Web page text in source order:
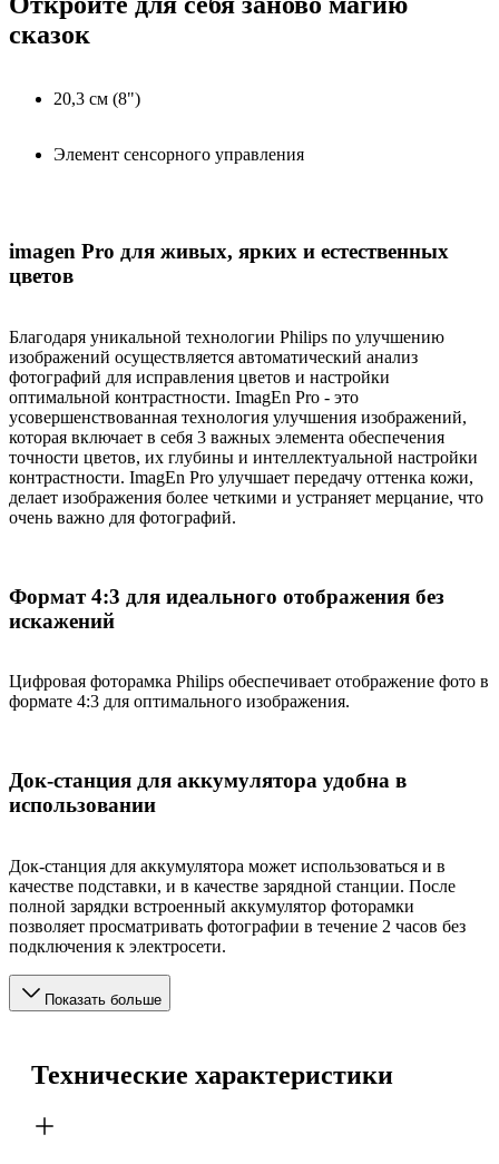
сказок
20,3 см (8")
Элемент сенсорного управления
imagen Pro для живых, ярких и естественных
цветов
Благодаря уникальной технологии Philips по улучшению
изображений осуществляется автоматический анализ
фотографий для исправления цветов и настройки
оптимальной контрастности. ImagEn Pro - это
усовершенствованная технология улучшения изображений,
которая включает в себя 3 важных элемента обеспечения
точности цветов, их глубины и интеллектуальной настройки
контрастности. ImagEn Pro улучшает передачу оттенка кожи,
делает изображения более четкими и устраняет мерцание, что
очень важно для фотографий.
Формат 4:3 для идеального отображения без
искажений
Цифровая фоторамка Philips обеспечивает отображение фото в
формате 4:3 для оптимального изображения.
Док-станция для аккумулятора удобна в
использовании
Док-станция для аккумулятора может использоваться и в
качестве подставки, и в качестве зарядной станции. После
полной зарядки встроенный аккумулятор фоторамки
позволяет просматривать фотографии в течение 2 часов без
подключения к электросети.
Показать больше
Технические характеристики